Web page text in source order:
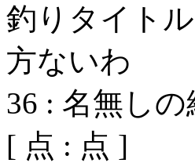
釣りタイト
方ないわ
36 : 名無しの
[ 点 : 点 ]